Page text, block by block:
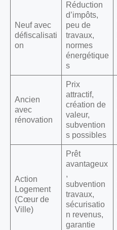
Neuf avec
défiscalisati
on
Réduction
d’impôts,
peu de
travaux,
normes
énergétique
s
Ancien
avec
rénovation
Prix
attractif,
création de
valeur,
subvention
s possibles
Action
Logement
(Cœur de
Ville)
Prêt
avantageux
,
subvention
travaux,
sécurisatio
n revenus,
garantie